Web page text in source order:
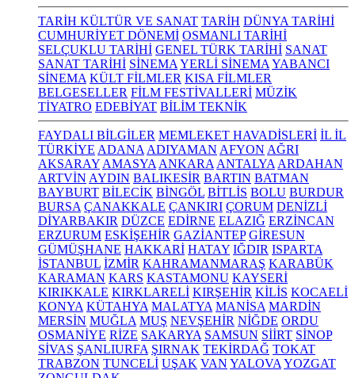
TARİH KÜLTÜR VE SANAT TARİH DÜNYA TARİHİ
CUMHURİYET DÖNEMİ OSMANLI TARİHİ
SELÇUKLU TARİHİ GENEL TÜRK TARİHİ SANAT
SANAT TARİHİ SİNEMA YERLİ SİNEMA YABANCI
SİNEMA KÜLT FİLMLER KISA FİLMLER
BELGESELLER FİLM FESTİVALLERİ MÜZİK
TİYATRO EDEBİYAT BİLİM TEKNİK
FAYDALI BİLGİLER MEMLEKET HAVADİSLERİ İL İL
TÜRKİYE ADANA ADIYAMAN AFYON AĞRI
AKSARAY AMASYA ANKARA ANTALYA ARDAHAN
ARTVİN AYDIN BALIKESİR BARTIN BATMAN
BAYBURT BİLECİK BİNGÖL BİTLİS BOLU BURDUR
BURSA ÇANAKKALE ÇANKIRI ÇORUM DENİZLİ
DİYARBAKIR DÜZCE EDİRNE ELAZIĞ ERZİNCAN
ERZURUM ESKİŞEHİR GAZİANTEP GİRESUN
GÜMÜŞHANE HAKKARİ HATAY IĞDIR ISPARTA
İSTANBUL İZMİR KAHRAMANMARAŞ KARABÜK
KARAMAN KARS KASTAMONU KAYSERİ
KIRIKKALE KIRKLARELİ KIRŞEHİR KİLİS KOCAELİ
KONYA KÜTAHYA MALATYA MANİSA MARDİN
MERSİN MUĞLA MUŞ NEVŞEHİR NİĞDE ORDU
OSMANİYE RİZE SAKARYA SAMSUN SİİRT SİNOP
SİVAS ŞANLIURFA ŞIRNAK TEKİRDAĞ TOKAT
TRABZON TUNCELİ UŞAK VAN YALOVA YOZGAT